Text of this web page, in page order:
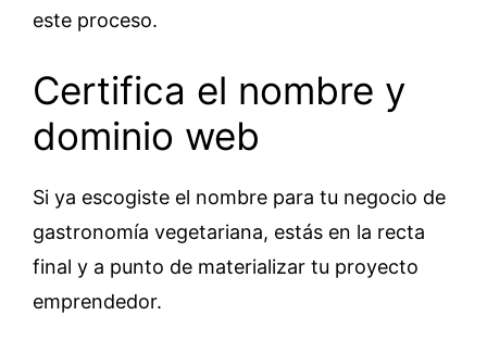
este proceso.
Certifica el nombre y
dominio web
Si ya escogiste el nombre para tu negocio de
gastronomía vegetariana, estás en la recta
final y a punto de materializar tu proyecto
emprendedor.